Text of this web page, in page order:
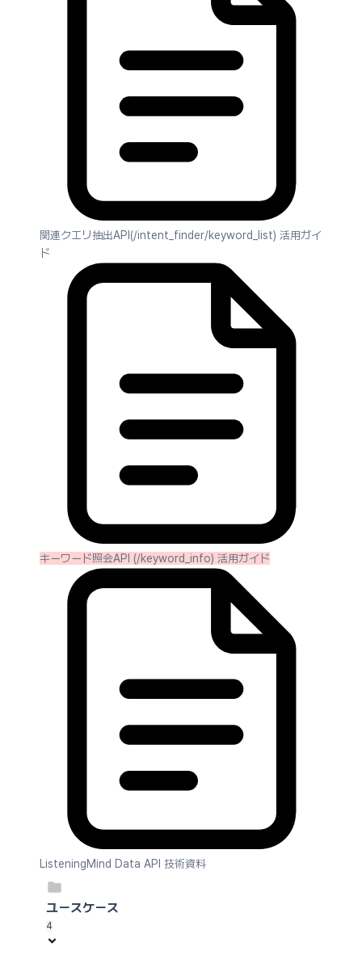
関連クエリ抽出API(/intent_finder/keyword_list) 活用ガイ
ド
キーワード照会API (/keyword_info) 活用ガイド
ListeningMind Data API 技術資料
ユースケース
4